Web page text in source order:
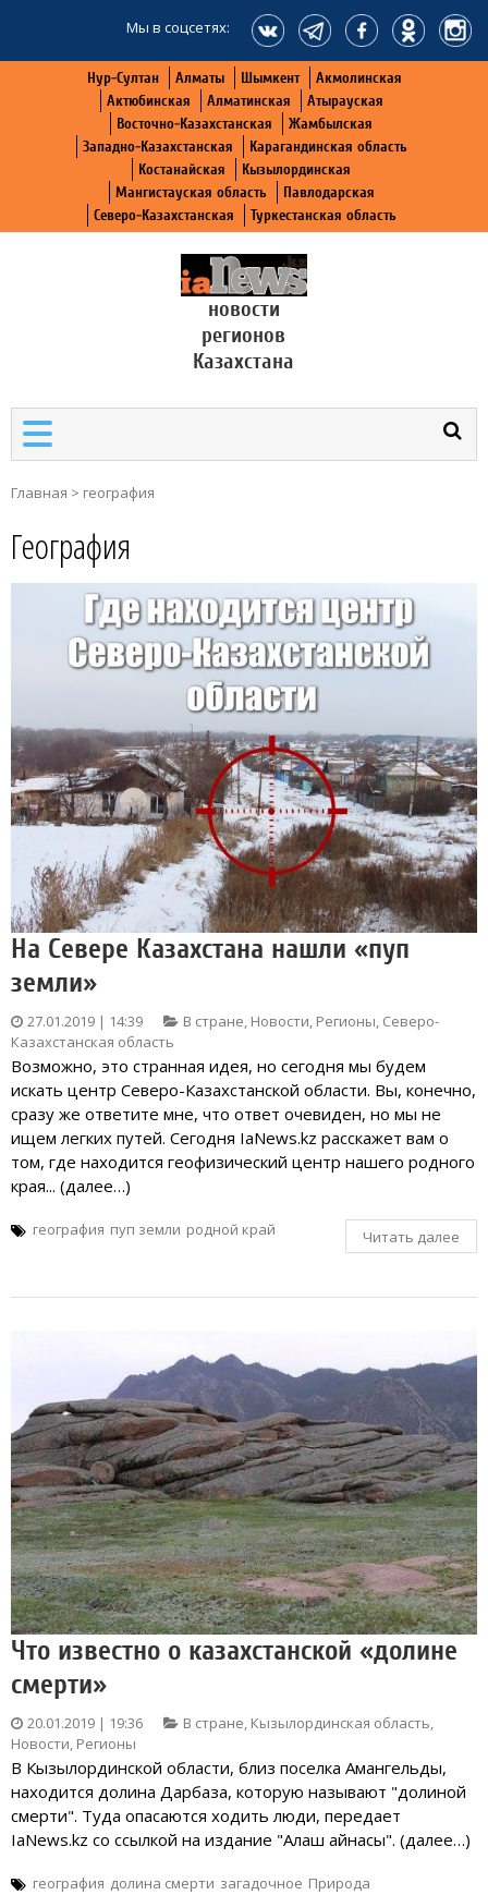
Мы в соцсетях:
Нур-Султан Алматы Шымкент
Акмолинская
Актюбинская
Алматинская
Атырауская
Восточно-Казахстанская
Жамбылская
Западно-Казахстанская
Карагандинская область
Костанайская
Кызылординская
Мангистауская область
Павлодарская
Северо-Казахстанская
Туркестанская область
новости
регионов
Казахстана
Главная > география
География
На Севере Казахстана нашли «пуп
земли»
27.01.2019 | 14:39 В стране, Новости, Регионы, Северо-
Казахстанская область
Возможно, это странная идея, но сегодня мы будем
искать центр Северо-Казахстанской области. Вы, конечно,
сразу же ответите мне, что ответ очевиден, но мы не
ищем легких путей. Сегодня IaNews.kz расскажет вам о
том, где находится геофизический центр нашего родного
края... (далее…)
география пуп земли родной край Читать далее
Что известно о казахстанской «долине
смерти»
20.01.2019 | 19:36 В стране, Кызылординская область,
Новости, Регионы
В Кызылординской области, близ поселка Амангельды,
находится долина Дарбаза, которую называют "долиной
смерти". Туда опасаются ходить люди, передает
IaNews.kz со ссылкой на издание "Алаш айнасы". (далее…)
география долина смерти загадочное Природа